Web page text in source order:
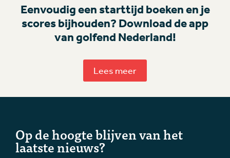
Eenvoudig een starttijd boeken en je
scores bijhouden? Download de app
van golfend Nederland!
Lees meer
Op de hoogte blijven van het
laatste nieuws?